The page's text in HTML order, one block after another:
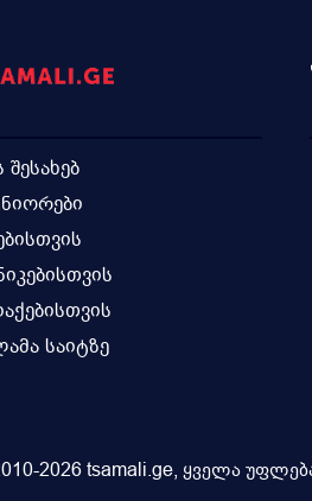
შესახებ
საიტზე
2026 tsamali.ge, ყველა